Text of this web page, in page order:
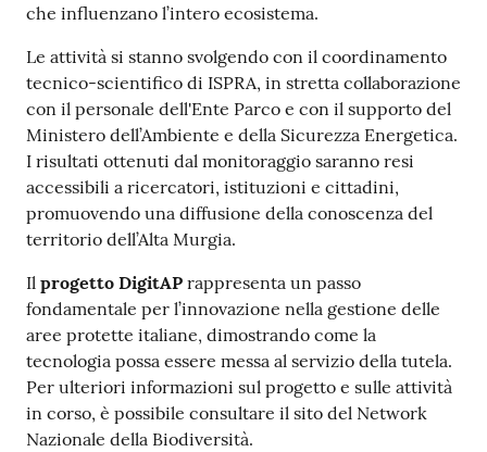
che influenzano l’intero ecosistema.
Le attività si stanno svolgendo con il coordinamento
tecnico-scientifico di ISPRA, in stretta collaborazione
con il personale dell'Ente Parco e con il supporto del
Ministero dell’Ambiente e della Sicurezza Energetica.
I risultati ottenuti dal monitoraggio saranno resi
accessibili a ricercatori, istituzioni e cittadini,
promuovendo una diffusione della conoscenza del
territorio dell’Alta Murgia.
Il progetto DigitAP rappresenta un passo
fondamentale per l’innovazione nella gestione delle
aree protette italiane, dimostrando come la
tecnologia possa essere messa al servizio della tutela.
Per ulteriori informazioni sul progetto e sulle attività
in corso, è possibile consultare il sito del Network
Nazionale della Biodiversità.